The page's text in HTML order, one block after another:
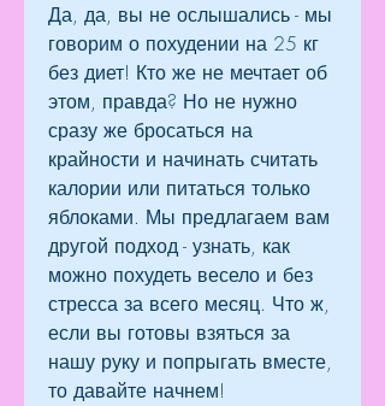
Да, да, вы не ослышались - мы
говорим о похудении на 25 кг
без диет! Кто же не мечтает об
этом, правда? Но не нужно
сразу же бросаться на
крайности и начинать считать
калории или питаться только
яблоками. Мы предлагаем вам
другой подход - узнать, как
можно похудеть весело и без
стресса за всего месяц. Что ж,
если вы готовы взяться за
нашу руку и попрыгать вместе,
то давайте начнем!